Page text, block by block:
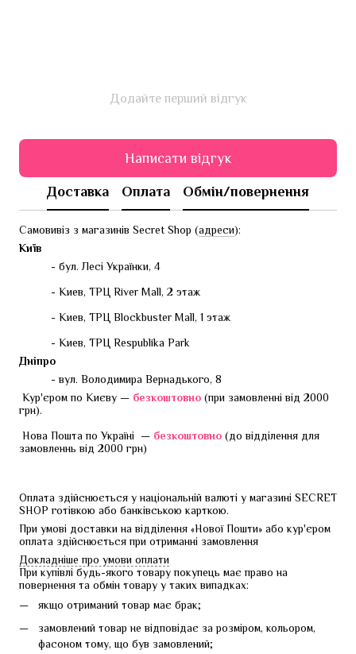
Додайте перший відгук
Написати відгук
Доставка Оплата Обмін/повернення
Самовивіз з магазинів Secret Shop (адреси):
Київ
- бул. Лесі Українки, 4
- Киев, ТРЦ River Mall, 2 этаж
- Киев, ТРЦ Blockbuster Mall, 1 этаж
- Киев, ТРЦ Respublika Park
Дніпро
- вул. Володимира Вернадького, 8
Кур'єром по Києву — безкоштовно (при замовленні від 2000
грн).
Нова Пошта по Україні  — безкоштовно (до відділення для
замовленнь від 2000 грн)
Оплата здійснюється у національній валюті у магазині SECRET
SHOP готівкою або банківською карткою.
При умові доставки на відділення «Нової Пошти» або кур'єром
оплата здійснюється при отриманні замовлення
Докладніше про умови оплати
При купівлі будь-якого товару покупець має право на
повернення та обмін товару у таких випадках:
якщо отриманий товар має брак;
замовлений товар не відповідає за розміром, кольором,
фасоном тому, що був замовлений;